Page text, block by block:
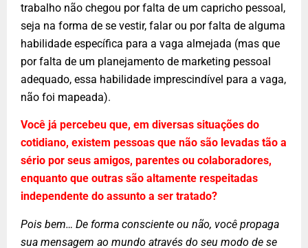
trabalho não chegou por falta de um capricho pessoal,
seja na forma de se vestir, falar ou por falta de alguma
habilidade específica para a vaga almejada (mas que
por falta de um planejamento de marketing pessoal
adequado, essa habilidade imprescindível para a vaga,
não foi mapeada).
Você já percebeu que, em diversas situações do
cotidiano, existem pessoas que não são levadas tão a
sério por seus amigos, parentes ou colaboradores,
enquanto que outras são altamente respeitadas
independente do assunto a ser tratado?
Pois bem… De forma consciente ou não, você propaga
sua mensagem ao mundo através do seu modo de se